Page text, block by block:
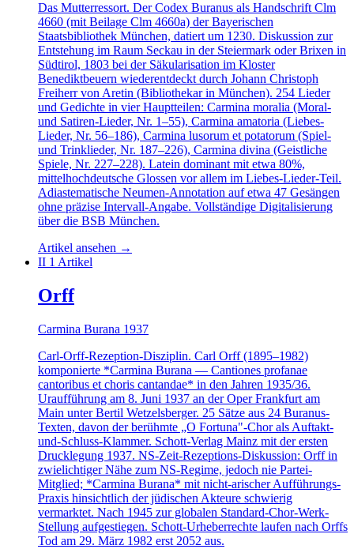
Das Mutterressort. Der Codex Buranus als Handschrift Clm
4660 (mit Beilage Clm 4660a) der Bayerischen
Staatsbibliothek München, datiert um 1230. Diskussion zur
Entstehung im Raum Seckau in der Steiermark oder Brixen in
Südtirol, 1803 bei der Säkularisation im Kloster
Benediktbeuern wiederentdeckt durch Johann Christoph
Freiherr von Aretin (Bibliothekar in München). 254 Lieder
und Gedichte in vier Hauptteilen: Carmina moralia (Moral-
und Satiren-Lieder, Nr. 1–55), Carmina amatoria (Liebes-
Lieder, Nr. 56–186), Carmina lusorum et potatorum (Spiel-
und Trinklieder, Nr. 187–226), Carmina divina (Geistliche
Spiele, Nr. 227–228). Latein dominant mit etwa 80%,
mittelhochdeutsche Glossen vor allem im Liebes-Lieder-Teil.
Adiastematische Neumen-Annotation auf etwa 47 Gesängen
ohne präzise Intervall-Angabe. Vollständige Digitalisierung
über die BSB München.
Artikel ansehen →
II 1 Artikel
Orff
Carmina Burana 1937
Carl-Orff-Rezeption-Disziplin. Carl Orff (1895–1982)
komponierte *Carmina Burana — Cantiones profanae
cantoribus et choris cantandae* in den Jahren 1935/36.
Uraufführung am 8. Juni 1937 an der Oper Frankfurt am
Main unter Bertil Wetzelsberger. 25 Sätze aus 24 Buranus-
Texten, davon der berühmte „O Fortuna"-Chor als Auftakt-
und-Schluss-Klammer. Schott-Verlag Mainz mit der ersten
Drucklegung 1937. NS-Zeit-Rezeptions-Diskussion: Orff in
zwielichtiger Nähe zum NS-Regime, jedoch nie Partei-
Mitglied; *Carmina Burana* mit nicht-arischer Aufführungs-
Praxis hinsichtlich der jüdischen Akteure schwierig
vermarktet. Nach 1945 zur globalen Standard-Chor-Werk-
Stellung aufgestiegen. Schott-Urheberrechte laufen nach Orffs
Tod am 29. März 1982 erst 2052 aus.